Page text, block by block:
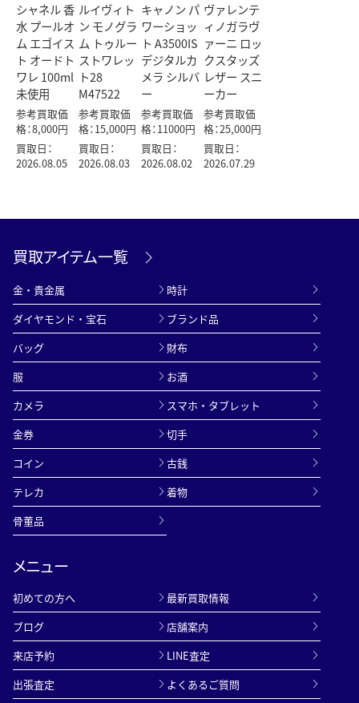
シャネル 香
水 プールオ
ム エゴイス
ト オードト
ワレ 100ml
未使用
参考買取価
格：8,000円
買取日：
2026.08.05
ルイヴィト
ン モノグラ
ム トゥルー
ストワレッ
ト28
M47522
参考買取価
格：15,000円
買取日：
2026.08.03
キャノン パ
ワーショッ
ト A3500IS
デジタルカ
メラ シルバ
ー
参考買取価
格：11000円
買取日：
2026.08.02
ヴァレンテ
ィノガラヴ
ァーニ ロッ
クスタッズ
レザー スニ
ーカー
参考買取価
格：25,000円
買取日：
2026.07.29
買取アイテム一覧
金・貴金属
時計
ダイヤモンド・宝石
ブランド品
バッグ
財布
服
お酒
カメラ
スマホ・タブレット
金券
切手
コイン
古銭
テレカ
着物
骨董品
メニュー
初めての方へ
最新買取情報
ブログ
店舗案内
来店予約
LINE査定
出張査定
よくあるご質問